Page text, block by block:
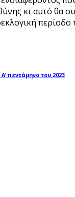
κι αυτό
πεντάμηνο του 2023